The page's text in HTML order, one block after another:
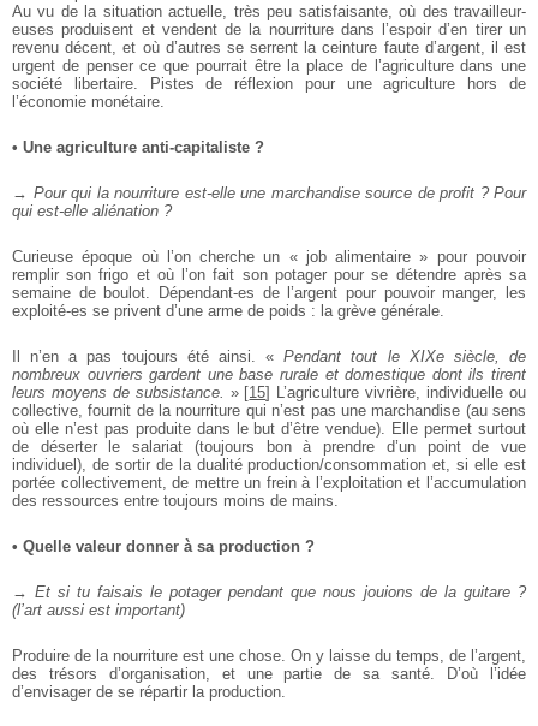
Au vu de la situation actuelle, très peu satisfaisante, où des travailleur-
euses produisent et vendent de la nourriture dans l’espoir d’en tirer un
revenu décent, et où d’autres se serrent la ceinture fauted’argent, il est
urgent de penser ce que pourrait être la place del’agriculture dans une
société libertaire. Pistes de réflexion pour uneagriculture hors de
l’économie monétaire.
• Une agriculture anti-capitaliste ?
→ Pour qui la nourriture est-elle une marchandise source deprofit ? Pour
qui est-elle aliénation ?
Curieuse époque où l’on cherche un « job alimentaire » pourpouvoir
remplir son frigo et où l’on fait son potager pour se détendreaprès sa
semaine de boulot. Dépendant-es de l’argent pour pouvoirmanger, les
exploité-es se privent d’une arme de poids : la grève générale.
Il n’en a pas toujours été ainsi. «Pendant tout le XIXe siècle, de
nombreux ouvriers gardent une base rurale et domestique dont ils tirent
leurs moyens de subsistance. »[15] L’agriculture vivrière,
individuelle ou
collective, fournit de la nourriture qui n’est pas unemarchandise (au sens
où elle n’est pas produite dans le but d’être vendue). Elle permet surtout
de déserter le salariat (toujours bon à prendre d’un point de vue
individuel), de sortir de la dualitéproduction/consommation et, si elle est
portée collectivement, de mettre un frein à l’exploitation et l’accumulation
des ressources entre toujours moins de mains.
• Quelle valeur donner à sa production ?
→ Et si tu faisais le potager pendant que nous jouions de la guitare ?
(l’art aussi est important)
Produire de la nourriture est une chose. On y laisse du temps, de l’argent,
des trésors d’organisation, et une partie de sa santé. D’où l’idée
d’envisager de se répartir la production.